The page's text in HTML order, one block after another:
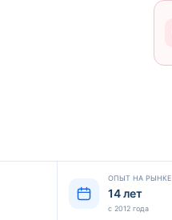
ОПЫТ НА РЫНКЕ
14 лет
с 2012 года